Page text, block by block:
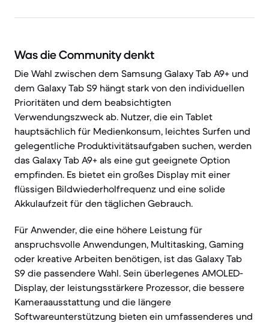
Was die Community denkt
Die Wahl zwischen dem Samsung Galaxy Tab A9+ und
dem Galaxy Tab S9 hängt stark von den individuellen
Prioritäten und dem beabsichtigten
Verwendungszweck ab. Nutzer, die ein Tablet
hauptsächlich für Medienkonsum, leichtes Surfen und
gelegentliche Produktivitätsaufgaben suchen, werden
das Galaxy Tab A9+ als eine gut geeignete Option
empfinden. Es bietet ein großes Display mit einer
flüssigen Bildwiederholfrequenz und eine solide
Akkulaufzeit für den täglichen Gebrauch.
Für Anwender, die eine höhere Leistung für
anspruchsvolle Anwendungen, Multitasking, Gaming
oder kreative Arbeiten benötigen, ist das Galaxy Tab
S9 die passendere Wahl. Sein überlegenes AMOLED-
Display, der leistungsstärkere Prozessor, die bessere
Kameraausstattung und die längere
Softwareunterstützung bieten ein umfassenderes und